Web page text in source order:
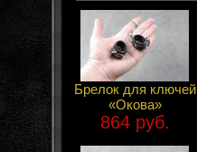
Брелок для ключей
«Окова»
864 руб.